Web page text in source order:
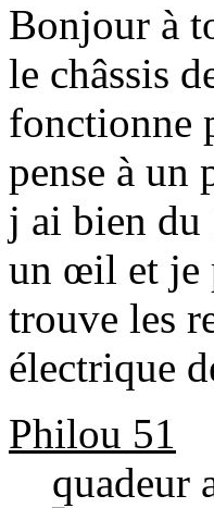
Bonjour à
le châssis
fonctionne
pense à un
j ai bien du
un œil et je
trouve les
électrique
Philou 51
quadeur